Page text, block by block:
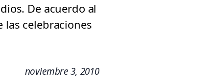
De acuerdo al
las celebraciones
noviembre 3, 2010